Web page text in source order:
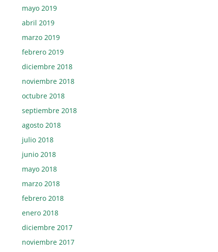
mayo 2019
abril 2019
marzo 2019
febrero 2019
diciembre 2018
noviembre 2018
octubre 2018
septiembre 2018
agosto 2018
julio 2018
junio 2018
mayo 2018
marzo 2018
febrero 2018
enero 2018
diciembre 2017
noviembre 2017